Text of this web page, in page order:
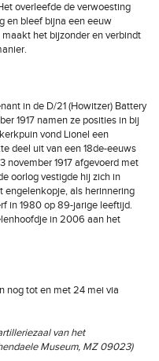
overleefde de verwoesting
en bleef bijna een eeuw
het bijzonder en verbindt
in de D/21 (Howitzer) Battery
1917 namen ze posities in bij
vond Lionel een
deel uit van een 18de-eeuws
november 1917 afgevoerd met
oorlog vestigde hij zich in
engelenkopje, als herinnering
in 1980 op 89-jarige leeftijd.
in 2006 aan het
nog tot en met 24 mei via
van het
Museum, MZ 09023)